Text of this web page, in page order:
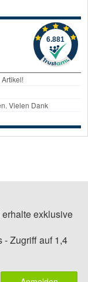
exklusive
- Zugriff auf 1,4